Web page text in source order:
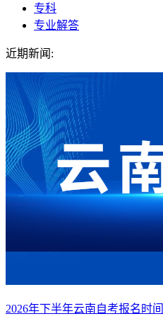
专科
专业解答
近期新闻:
2026年下半年云南自考报名时间